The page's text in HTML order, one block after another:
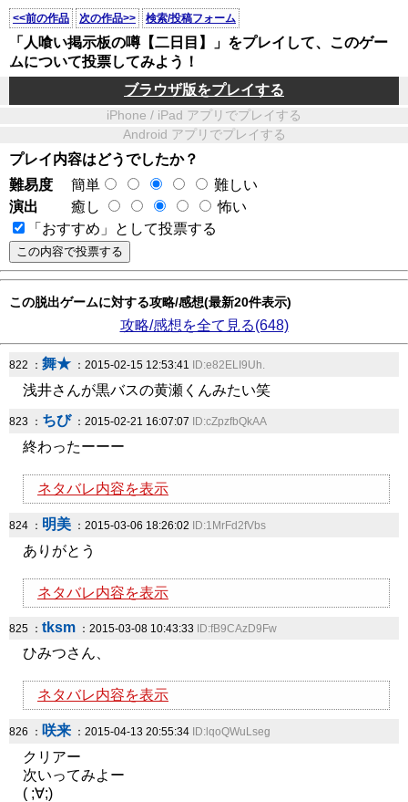
<<前の作品 次の作品>> 検索/投稿フォーム
「人喰い掲示板の噂【二日目】」をプレイして、このゲー
ムについて投票してみよう！
ブラウザ版をプレイする
iPhone / iPad アプリでプレイする
Android アプリでプレイする
プレイ内容はどうでしたか？
難易度
簡単
難しい
演出
癒し
怖い
「おすすめ」として投票する
この脱出ゲームに対する攻略/感想(最新20件表示)
攻略/感想を全て見る(648)
822 ： 舞★ ：2015-02-15 12:53:41 ID:e82ELI9Uh.
浅井さんが黒バスの黄瀬くんみたい笑
823 ： ちび ：2015-02-21 16:07:07 ID:cZpzfbQkAA
終わったーーー
ネタバレ内容を表示
824 ： 明美 ：2015-03-06 18:26:02 ID:1MrFd2fVbs
ありがとう
ネタバレ内容を表示
825 ： tksm ：2015-03-08 10:43:33 ID:fB9CAzD9Fw
ひみつさん、
ネタバレ内容を表示
826 ： 咲来 ：2015-04-13 20:55:34 ID:lqoQWuLseg
クリアー
次いってみよー
( ;∀;)